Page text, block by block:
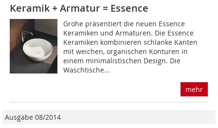
Keramik + Armatur = Essence
Grohe präsentiert die neuen Essence
Keramiken und Armaturen. Die Essence
Keramiken kombinieren schlanke Kanten
mit weichen, organischen Konturen in
einem minimalistischen Design. Die
Waschtische...
mehr
Ausgabe 08/2014